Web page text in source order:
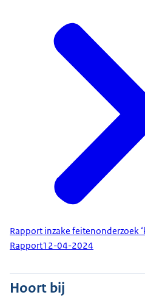
Rapport inzake feitenonderzoek
Rapport12-04-2024
Hoort bij